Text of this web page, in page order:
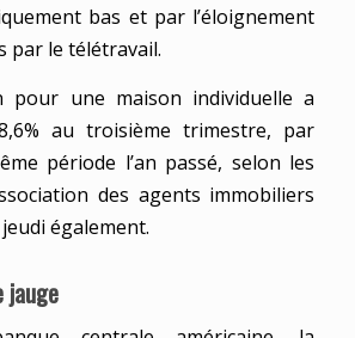
bas et par l’éloignement
par le télétravail.
pour une maison individuelle a
au troisième trimestre, par
période l’an passé, selon les
des agents immobiliers
également.
jauge